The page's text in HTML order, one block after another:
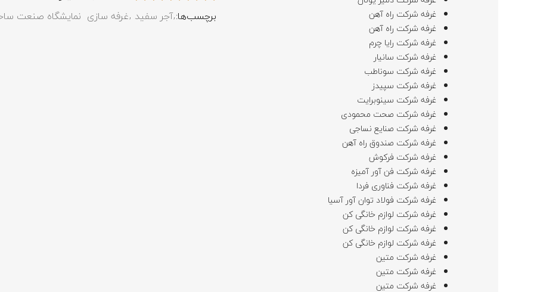
غرفه شرکت راه آهن
غرفه شرکت راه آهن
غرفه شرکت رایا چرم
غرفه شرکت سانیار
غرفه شرکت سوناطب
غرفه شرکت سپیدز
غرفه شرکت سینوبرایت
غرفه شرکت صحت محمودی
غرفه شرکت صنایع نساجی
غرفه شرکت صندوق راه آهن
غرفه شرکت فرکوش
غرفه شرکت فن آور آمیزه
غرفه شرکت فناوری فردا
غرفه شرکت فولاد توان آور آسیا
غرفه شرکت لوازم خانگی کن
غرفه شرکت لوازم خانگی کن
غرفه شرکت لوازم خانگی کن
غرفه شرکت متین
غرفه شرکت متین
غرفه شرکت متین
برچسب‌ها: آجر سفید غرفه سازی نمایشگاه صنعت